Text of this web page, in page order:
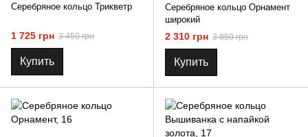
Серебряное кольцо Трикветр
1 725 грн 3 450 грн
Купить
Серебряное кольцо Орнамент
широкий
2 310 грн 3 850 грн
Купить